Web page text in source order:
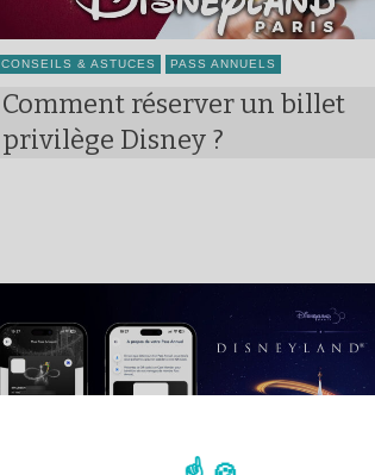
CONSEILS & ASTUCES PASS ANNUELS
Comment réserver un billet
privilège Disney ?